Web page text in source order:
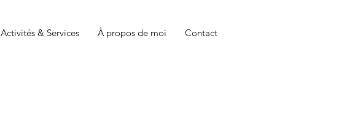
Activités & Services À propos de moi Contact